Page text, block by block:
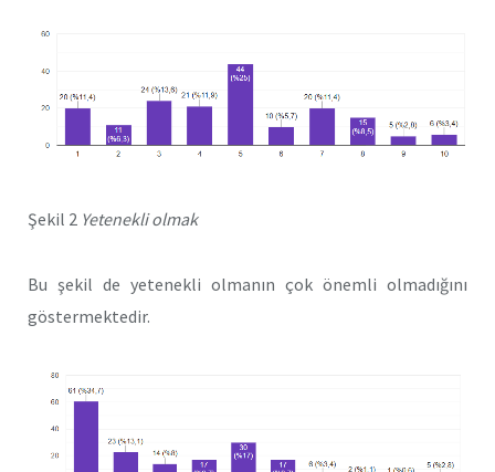
Şekil 2 Yetenekli olmak
Bu şekil de yetenekli olmanın çok önemli olmadığını
göstermektedir.